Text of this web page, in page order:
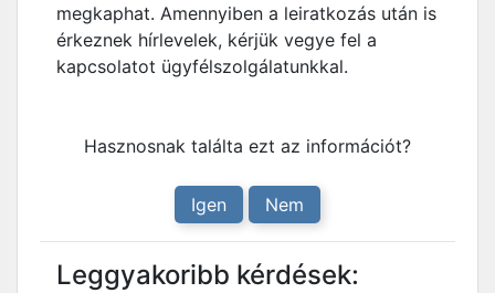
megkaphat. Amennyiben a leiratkozás után is
érkeznek hírlevelek, kérjük vegye fel a
kapcsolatot ügyfélszolgálatunkkal.
Hasznosnak találta ezt az információt?
Igen Nem
Leggyakoribb kérdések: